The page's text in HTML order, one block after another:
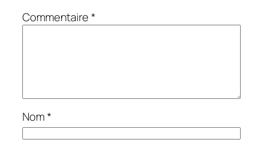
Commentaire*
Nom*